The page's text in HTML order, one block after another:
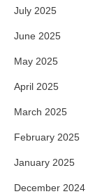
July 2025
June 2025
May 2025
April 2025
March 2025
February 2025
January 2025
December 2024